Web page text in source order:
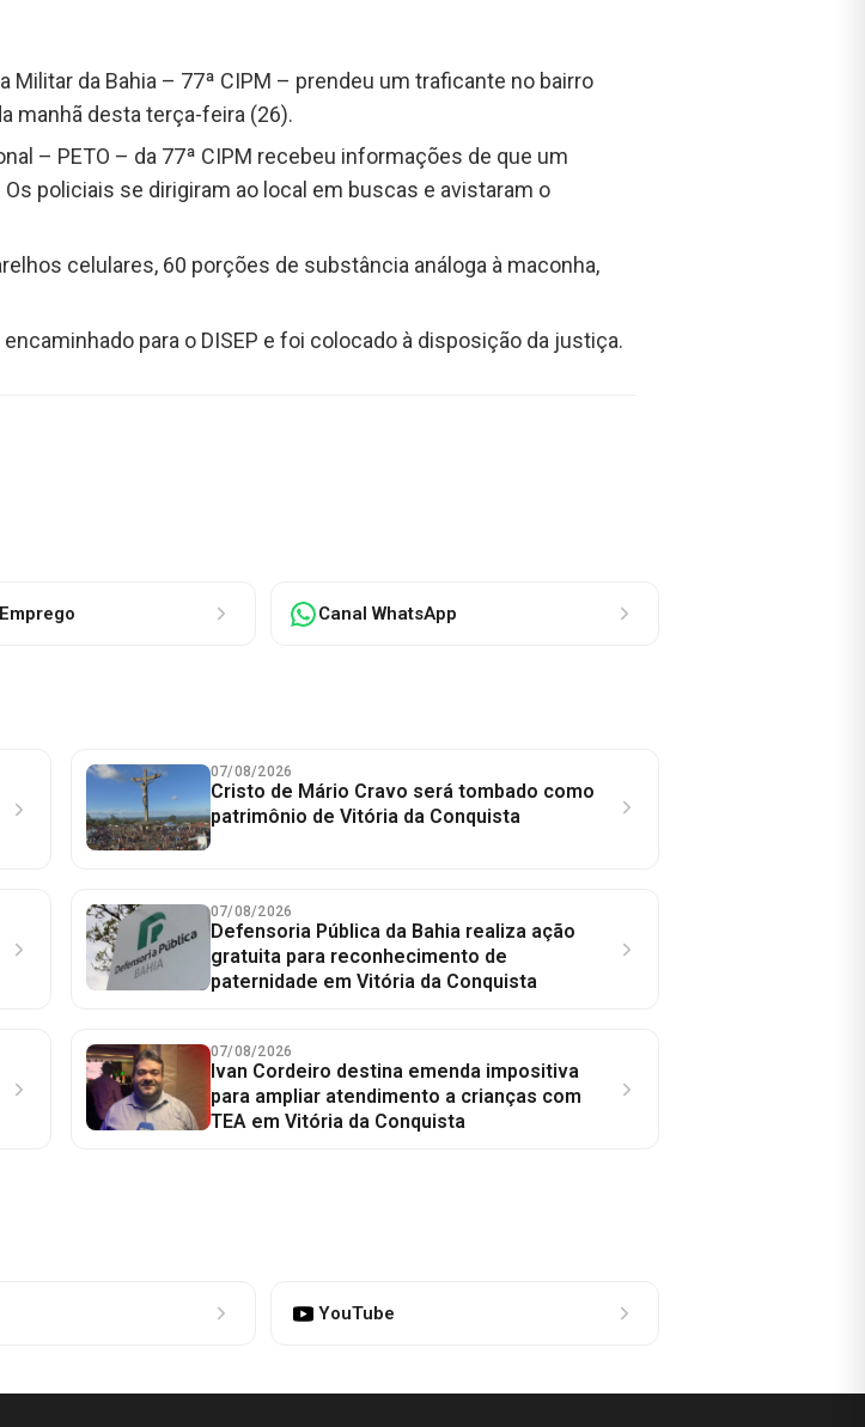
Militar da Bahia – 77ª CIPM – prendeu um traficante no bairro
manhã desta terça-feira (26).
– PETO – da 77ª CIPM recebeu informações de que um
policiais se dirigiram ao local em buscas e avistaram o
celulares, 60 porções de substância análoga à maconha,
para o DISEP e foi colocado à disposição da justiça.
Canal WhatsApp
07/08/2026
Cristo de Mário Cravo será tombado como
patrimônio de Vitória da Conquista
07/08/2026
Defensoria Pública da Bahia realiza ação
gratuita para reconhecimento de
paternidade em Vitória da Conquista
07/08/2026
Ivan Cordeiro destina emenda impositiva
para ampliar atendimento a crianças com
TEA em Vitória da Conquista
YouTube